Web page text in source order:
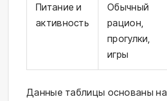
Питание и
активность
Обычный
рацион,
прогулки,
игры
Данные таблицы основаны на